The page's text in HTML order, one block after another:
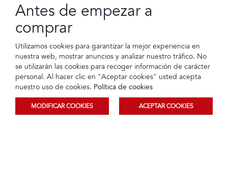
128GB y RAM 4GB Azul |
Logic
Tarjeta de crédito
256GB y RAM 20GB Negro
| ZTE
$24,86
Filtrar
Antes de empezar a
comprar
Utilizamos cookies para garantizar la mejor experiencia en
nuestra web, mostrar anuncios y analizar nuestro tráfico. No
se utilizarán las cookies para recoger información de carácter
personal. Al hacer clic en "Aceptar cookies" usted acepta
nuestro uso de cookies. Política de cookies
MODIFICAR COOKIES ACEPTAR COOKIES